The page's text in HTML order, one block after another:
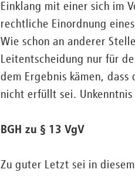
Einklang mit einer sich im
rechtliche Einordnung
Wie schon an anderer
Leitentscheidung nur für
dem Ergebnis kämen,
nicht erfüllt sei.
BGH zu § 13 VgV
Zu guter Letzt sei in